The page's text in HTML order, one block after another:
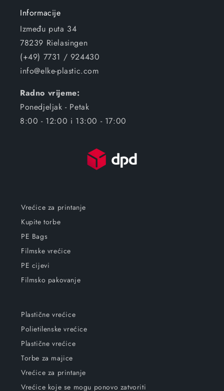
Informacije
Između puta 34
78239 Rielasingen
(+49) 7731 / 924430
info@elke-plastic.com
Radno vrijeme:
Ponedjeljak - Petak
8:00 - 12:00 i 13:00 - 17:00
Vrećice za printanje
Kupite torbe
PE Bags
Filmske vrećice
PE cijevi
Filmsko pakovanje
Plastične vrećice
Polietilenske vrećice
Plastične vrećice
Torbe za majice
Vrećice za printanje
Vrećice koje se mogu ponovo zatvoriti